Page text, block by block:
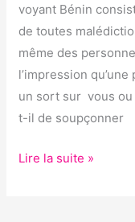
voyant Bénin
de toutes
même des
l’impression
un sort sur vous ou
t-il de soupçonner
Lire la suite »